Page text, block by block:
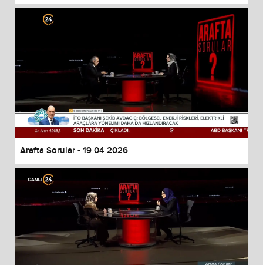
Arafta Sorular - 19 04 2026